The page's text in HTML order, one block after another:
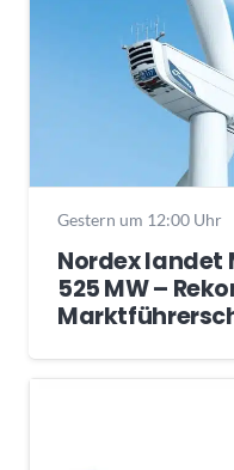
Gestern um 12:00 Uhr
Nordex
525 MW –